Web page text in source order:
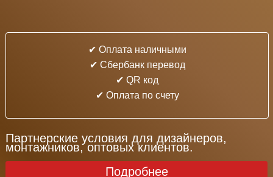
✔ Оплата наличными
✔ Cбербанк перевод
✔ QR код
✔ Оплата по счету
Партнерские условия для дизайнеров,
монтажников, оптовых клиентов.
Подробнее